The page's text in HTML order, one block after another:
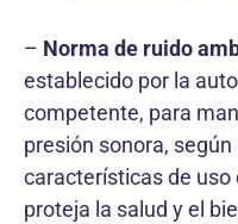
– Norma de ruido
establecido por la
competente, para
presión sonora,
características de uso
proteja la salud y el